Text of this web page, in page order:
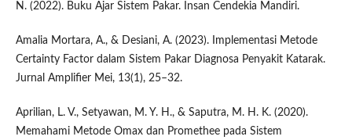
N. (2022). Buku Ajar Sistem Pakar. Insan Cendekia Mandiri.
Amalia Mortara, A., & Desiani, A. (2023). Implementasi Metode
Certainty Factor dalam Sistem Pakar Diagnosa Penyakit Katarak.
Jurnal Amplifier Mei, 13(1), 25–32.
Aprilian, L. V., Setyawan, M. Y. H., & Saputra, M. H. K. (2020).
Memahami Metode Omax dan Promethee pada Sistem